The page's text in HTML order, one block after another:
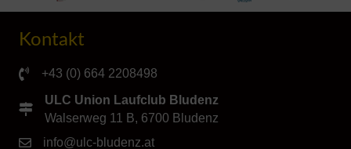
Kontakt
+43 (0) 664 2208498
ULC Union Laufclub Bludenz
Walserweg 11 B, 6700 Bludenz
info@ulc-bludenz.at